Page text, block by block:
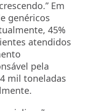
Em
genéricos
45%
atendidos
pela
mil toneladas